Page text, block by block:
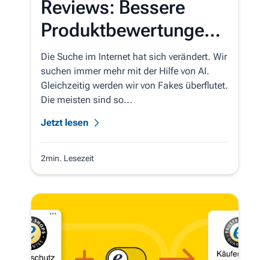
Reviews: Bessere
Produktbewertungen –
automatisch
Die Suche im Internet hat sich verändert. Wir
suchen immer mehr mit der Hilfe von AI.
Gleichzeitig werden wir von Fakes überflutet.
Die meisten sind so...
Jetzt lesen
2min. Lesezeit